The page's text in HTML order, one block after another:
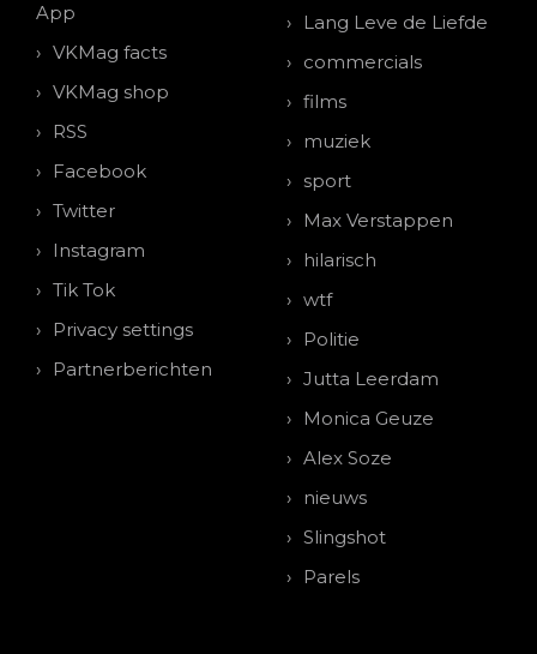
App
VKMag facts
VKMag shop
RSS
Facebook
Twitter
Instagram
Tik Tok
Privacy settings
Partnerberichten
Lang Leve de Liefde
commercials
films
muziek
sport
Max Verstappen
hilarisch
wtf
Politie
Jutta Leerdam
Monica Geuze
Alex Soze
nieuws
Slingshot
Parels